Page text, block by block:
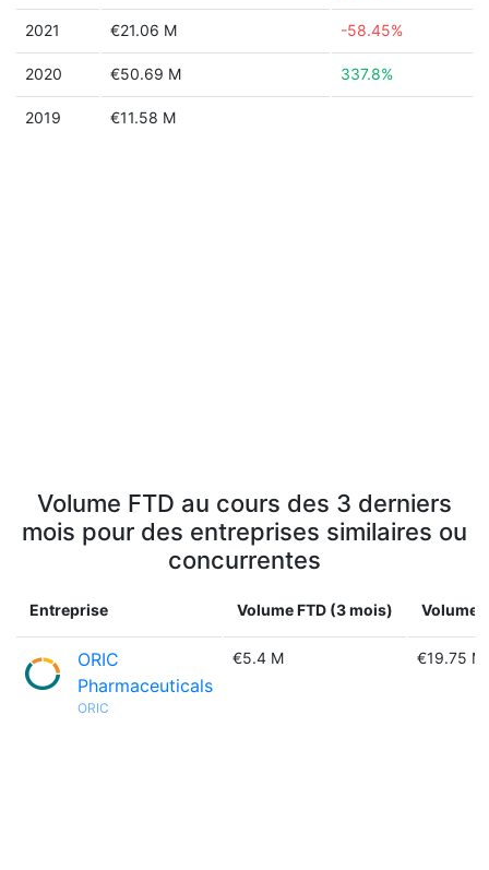
2021 €21.06 M -58.45%
2020 €50.69 M 337.8%
2019 €11.58 M
Volume FTD au cours des 3 derniers
mois pour des entreprises similaires ou
concurrentes
Entreprise Volume FTD (3 mois) Volume
ORIC
Pharmaceuticals
ORIC
€5.4 M €19.75 M